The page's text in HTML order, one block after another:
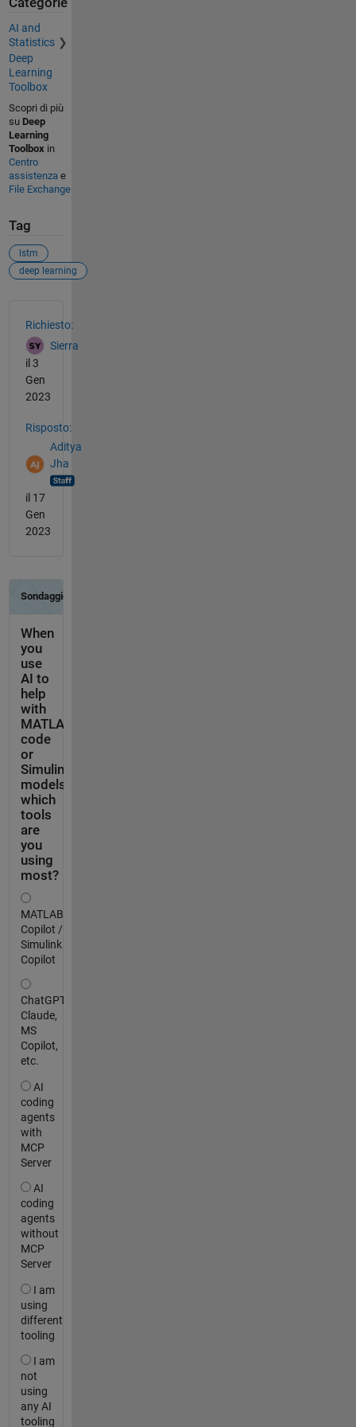
AI and
Statistics
Deep
Learning
Toolbox
Scopri di più
su Deep
Learning
Toolboxin
Centro
assistenzae
File Exchange
Tag
lstm
deep learning
Richiesto:
Sierra
il 3
Gen
2023
Risposto:
Aditya
Jha
il 17
Gen
2023